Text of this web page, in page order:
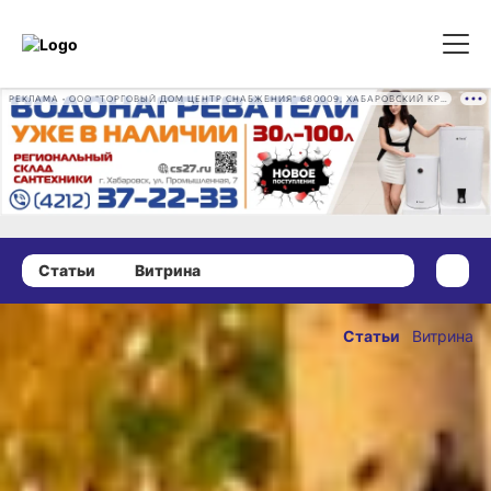
Статьи Витрина
17 сентября 2024 г., 15:51
на Захария
и Елизавету
лихорадку
прогоняли
Статьи Витрина
17 сентября 2024 г.,